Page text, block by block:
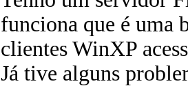
funciona que é uma
clientes WinXP
Já tive alguns